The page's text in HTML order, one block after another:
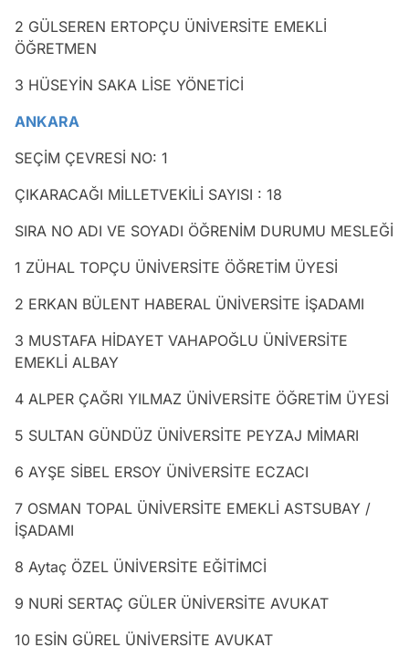
2 GÜLSEREN ERTOPÇU ÜNİVERSİTE EMEKLİ
ÖĞRETMEN
3 HÜSEYİN SAKA LİSE YÖNETİCİ
ANKARA
SEÇİM ÇEVRESİ NO: 1
ÇIKARACAĞI MİLLETVEKİLİ SAYISI : 18
SIRA NO ADI VE SOYADI ÖĞRENİM DURUMU MESLEĞİ
1 ZÜHAL TOPÇU ÜNİVERSİTE ÖĞRETİM ÜYESİ
2 ERKAN BÜLENT HABERAL ÜNİVERSİTE İŞADAMI
3 MUSTAFA HİDAYET VAHAPOĞLU ÜNİVERSİTE
EMEKLİ ALBAY
4 ALPER ÇAĞRI YILMAZ ÜNİVERSİTE ÖĞRETİM ÜYESİ
5 SULTAN GÜNDÜZ ÜNİVERSİTE PEYZAJ MİMARI
6 AYŞE SİBEL ERSOY ÜNİVERSİTE ECZACI
7 OSMAN TOPAL ÜNİVERSİTE EMEKLİ ASTSUBAY /
İŞADAMI
8 Aytaç ÖZEL ÜNİVERSİTE EĞİTİMCİ
9 NURİ SERTAÇ GÜLER ÜNİVERSİTE AVUKAT
10 ESİN GÜREL ÜNİVERSİTE AVUKAT